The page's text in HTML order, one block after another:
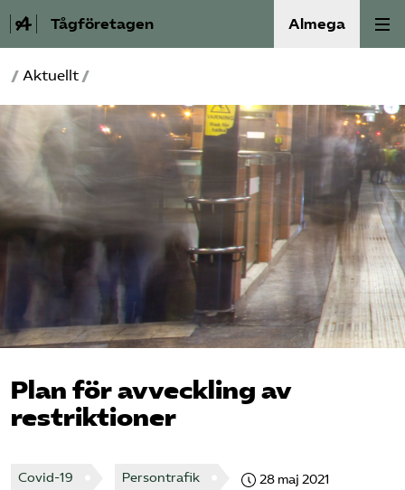
Tågföretagen Almega
Aktuellt
Reformagenda för järnvägen
Våra frågor
Aktiviteter
Kontakt
/ Aktuellt /
Plan för avveckling av
restriktioner
Covid-19 Persontrafik 28 maj 2021